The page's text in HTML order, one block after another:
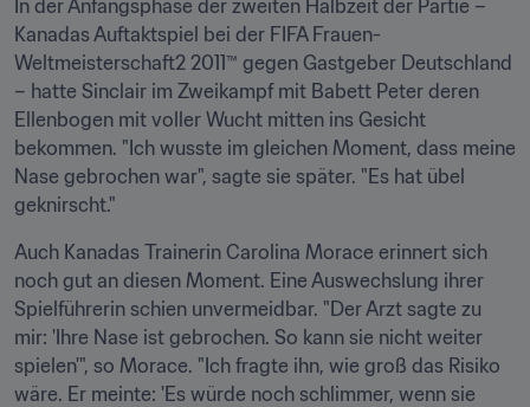
In der Anfangsphase der zweiten Halbzeit der Partie –
Kanadas Auftaktspiel bei der FIFA Frauen-
Weltmeisterschaft2 2011™ gegen Gastgeber Deutschland
– hatte Sinclair im Zweikampf mit Babett Peter deren
Ellenbogen mit voller Wucht mitten ins Gesicht
bekommen. "Ich wusste im gleichen Moment, dass meine
Nase gebrochen war", sagte sie später. "Es hat übel
geknirscht."
Auch Kanadas Trainerin Carolina Morace erinnert sich
noch gut an diesen Moment. Eine Auswechslung ihrer
Spielführerin schien unvermeidbar. "Der Arzt sagte zu
mir: 'Ihre Nase ist gebrochen. So kann sie nicht weiter
spielen'", so Morace. "Ich fragte ihn, wie groß das Risiko
wäre. Er meinte: 'Es würde noch schlimmer, wenn sie